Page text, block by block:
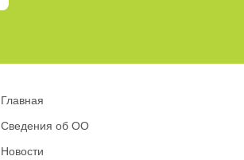
Главная
Сведения об ОО
Новости